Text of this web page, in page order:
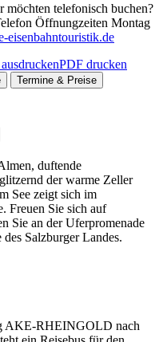
möchten telefonisch buchen?
Öffnungzeiten Montag
eisenbahntouristik.de
PDF drucken
Termine & Preise
duftende
der warme Zeller
See zeigt sich im
Freuen Sie sich auf
Sie an der Uferpromenade
Salzburger Landes.
AKE-RHEINGOLD nach